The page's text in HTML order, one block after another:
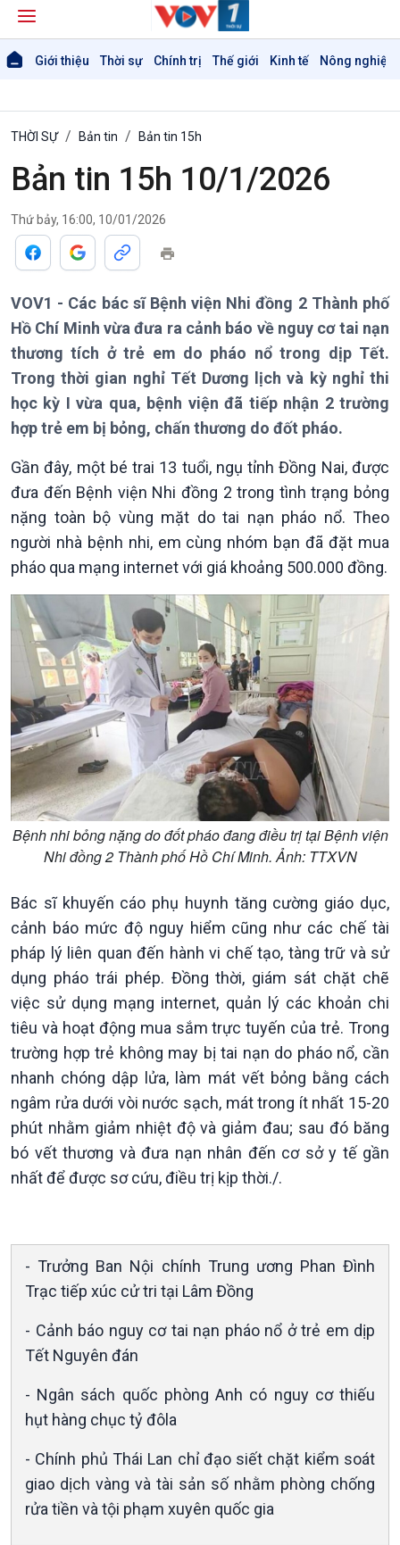
Giới thiệu Thời sự Chính trị Thế giới Kinh tế Nông nghiệp
Giới thiệu
Thời sự
Thời sự 6h
Thời sự 12h
Thời sự 18h
Thời sự 21h30
Bản tin
Chuyên mục
Theo dòng Thời sự
Chính trị
Tin Chính trị
Chính phủ với người dân
Quốc hội với cử tri
Xây dựng đảng
Đảng trong cuộc sống
Nhận diện sự thật
Pháp luật và đời sống
Thế giới
Tin thế giới
Vấn đề quốc tế
Hồ sơ sự kiện quốc tế
Thế giới & Việt Nam
Biên cương - Một dải vững
bền
Kinh tế
Tin Kinh tế
Trước giờ mở cửa
Dòng chảy Kinh tế
Sức sống hàng Việt
Khởi nghiệp
Tuyên chiến với gian lận
thương mại
Nông nghiệp & Biển đảo
Tin Nông nghiệp & Biển
Mùa vàng
Biển đảo Việt Nam
Tâm tình biên giới và hải
đảo
Tìm hiểu biển, đảo Việt
Nam
Tin Đời sống & Xã hội
360 độ Sức khỏe
Chuyển đổi Xanh
Tài nguyên và Môi trường
Chuyên gia của bạn
Xã hội chuyển động
Bước chân đến trường
Tin Khoa học & Công nghệ
Sống chung với biến đổi
THỜI SỰ Bản tin Bản tin 15h
Bản tin 15h 10/1/2026
Thứ bảy, 16:00, 10/01/2026
VOV1 - Các bác sĩ Bệnh viện Nhi đồng 2 Thành phố
Hồ Chí Minh vừa đưa ra cảnh báo về nguy cơ tai nạn
thương tích ở trẻ em do pháo nổ trong dịp Tết.
Trong thời gian nghỉ Tết Dương lịch và kỳ nghỉ thi
học kỳ I vừa qua, bệnh viện đã tiếp nhận 2 trường
hợp trẻ em bị bỏng, chấn thương do đốt pháo.
Gần đây, một bé trai 13 tuổi, ngụ tỉnh Đồng Nai, được
đưa đến Bệnh viện Nhi đồng 2 trong tình trạng bỏng
nặng toàn bộ vùng mặt do tai nạn pháo nổ. Theo
người nhà bệnh nhi, em cùng nhóm bạn đã đặt mua
pháo qua mạng internet với giá khoảng 500.000 đồng.
Bệnh nhi bỏng nặng do đốt pháo đang điều trị tại Bệnh viện
Nhi đồng 2 Thành phố Hồ Chí Minh. Ảnh: TTXVN
Bác sĩ khuyến cáo phụ huynh tăng cường giáo dục,
cảnh báo mức độ nguy hiểm cũng như các chế tài
pháp lý liên quan đến hành vi chế tạo, tàng trữ và sử
dụng pháo trái phép. Đồng thời, giám sát chặt chẽ
việc sử dụng mạng internet, quản lý các khoản chi
tiêu và hoạt động mua sắm trực tuyến của trẻ. Trong
trường hợp trẻ không may bị tai nạn do pháo nổ, cần
nhanh chóng dập lửa, làm mát vết bỏng bằng cách
ngâm rửa dưới vòi nước sạch, mát trong ít nhất 15-20
phút nhằm giảm nhiệt độ và giảm đau; sau đó băng
bó vết thương và đưa nạn nhân đến cơ sở y tế gần
nhất để được sơ cứu, điều trị kịp thời./.
- Trưởng Ban Nội chính Trung ương Phan Đình
Trạc tiếp xúc cử tri tại Lâm Đồng
- Cảnh báo nguy cơ tai nạn pháo nổ ở trẻ em dịp
Tết Nguyên đán
- Ngân sách quốc phòng Anh có nguy cơ thiếu
hụt hàng chục tỷ đôla
- Chính phủ Thái Lan chỉ đạo siết chặt kiểm soát
giao dịch vàng và tài sản số nhằm phòng chống
rửa tiền và tội phạm xuyên quốc gia